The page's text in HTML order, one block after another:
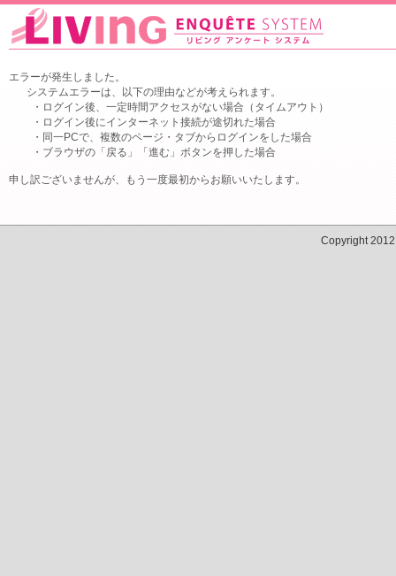
エラーが発生しました。
システムエラーは、以下の理由などが考えられます。
・ログイン後、一定時間アクセスがない場合（タイムアウト）
・ログイン後にインターネット接続が途切れた場合
・同一PCで、複数のページ・タブからログインをした場合
・ブラウザの「戻る」「進む」ボタンを押した場合
申し訳ございませんが、もう一度最初からお願いいたします。
Copyright